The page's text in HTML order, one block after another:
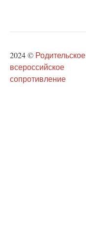
2024 © Родительское
всероссийское
сопротивление